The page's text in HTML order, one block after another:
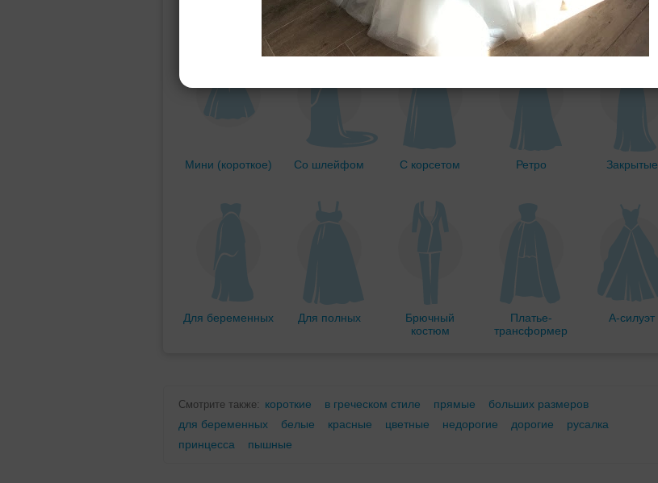
Прямое Принцесса Бальное
Мини (короткое) Со шлейфом С корсетом Ретро Закрытые
Для беременных Для полных
Брючный
костюм
Платье-
трансформер
А-силуэт
Смотрите также: короткие в греческом стиле прямые
больших размеров
для беременных
белые красные цветные недорогие дорогие
русалка
принцесса
пышные